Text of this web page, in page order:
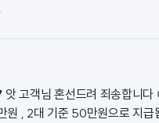
앗 고객님 혼선드려 죄송합니다
원 , 2대 기준 50만원으로 지급